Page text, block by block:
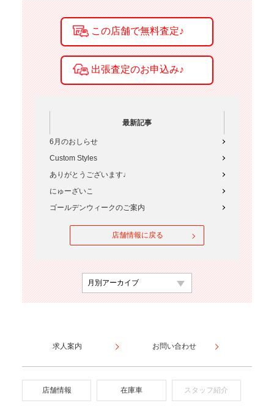
最新記事
6月のおしらせ
Custom Styles
ありがとうございます♩
にゅーざいこ
ゴールデンウィークのご案内
店舗情報に戻る
求人案内 お問い合わせ
店舗情報 在庫車 スタッフ紹介